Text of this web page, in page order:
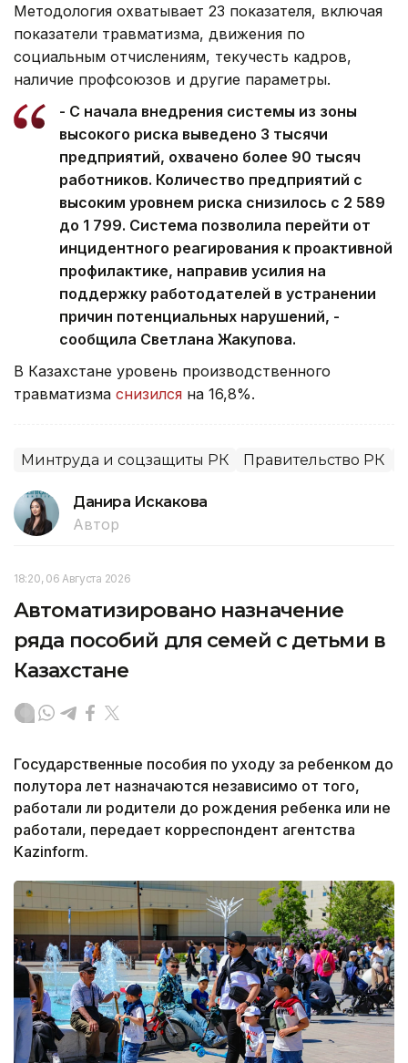
Методология охватывает 23 показателя, включая
показатели травматизма, движения по
социальным отчислениям, текучесть кадров,
наличие профсоюзов и другие параметры.
- С начала внедрения системы из зоны
высокого риска выведено 3 тысячи
предприятий, охвачено более 90 тысяч
работников. Количество предприятий с
высоким уровнем риска снизилось с 2 589
до 1 799. Система позволила перейти от
инцидентного реагирования к проактивной
профилактике, направив усилия на
поддержку работодателей в устранении
причин потенциальных нарушений, -
сообщила Светлана Жакупова.
В Казахстане уровень производственного
травматизма снизился на 16,8%.
Минтруда и соцзащиты РК Правительство РК
Данира Искакова
Автор
18:20, 06 Августа 2026
Автоматизировано назначение
ряда пособий для семей с детьми в
Казахстане
Государственные пособия по уходу за ребенком до
полутора лет назначаются независимо от того,
работали ли родители до рождения ребенка или не
работали, передает корреспондент агентства
Kazinform.